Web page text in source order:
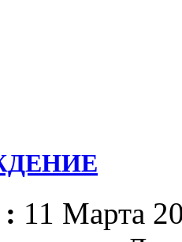
11 Марта